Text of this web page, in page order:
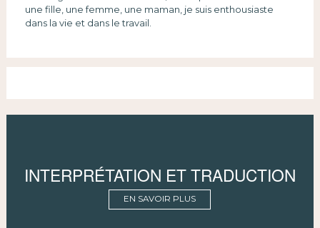
une fille, une femme, une maman, je suis enthousiaste
dans la vie et dans le travail.
INTERPRÉTATION ET TRADUCTION
EN SAVOIR PLUS